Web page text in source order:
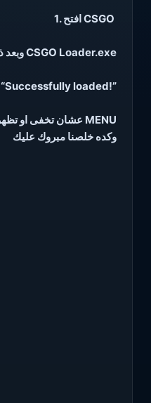
1. افتح CSGO
2. وبعد ذلك CSGO Loader.exe
3. انتظر رسالة “Successfully loaded!”
4.اضغط INSERT عشان تخفى او تظهر MENU
وكده خلصنا مبروك عليك